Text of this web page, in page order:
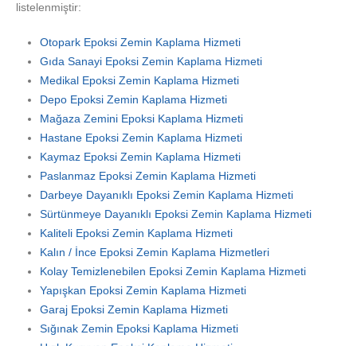
listelenmiştir:
Otopark Epoksi Zemin Kaplama Hizmeti
Gıda Sanayi Epoksi Zemin Kaplama Hizmeti
Medikal Epoksi Zemin Kaplama Hizmeti
Depo Epoksi Zemin Kaplama Hizmeti
Mağaza Zemini Epoksi Kaplama Hizmeti
Hastane Epoksi Zemin Kaplama Hizmeti
Kaymaz Epoksi Zemin Kaplama Hizmeti
Paslanmaz Epoksi Zemin Kaplama Hizmeti
Darbeye Dayanıklı Epoksi Zemin Kaplama Hizmeti
Sürtünmeye Dayanıklı Epoksi Zemin Kaplama Hizmeti
Kaliteli Epoksi Zemin Kaplama Hizmeti
Kalın / İnce Epoksi Zemin Kaplama Hizmetleri
Kolay Temizlenebilen Epoksi Zemin Kaplama Hizmeti
Yapışkan Epoksi Zemin Kaplama Hizmeti
Garaj Epoksi Zemin Kaplama Hizmeti
Sığınak Zemin Epoksi Kaplama Hizmeti